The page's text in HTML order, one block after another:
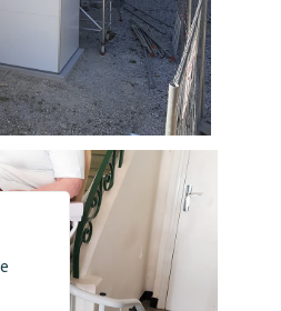
personne à mobilité
en cours de
établissement
(11 Aude).